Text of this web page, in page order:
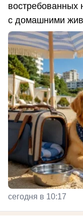
востребованных
с домашними
сегодня в 10:17